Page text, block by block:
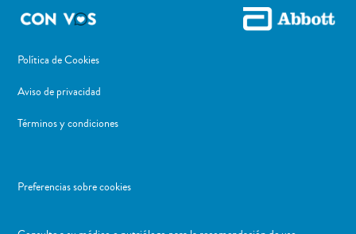
Política de Cookies
Aviso de privacidad
Términos y condiciones
Preferencias sobre cookies